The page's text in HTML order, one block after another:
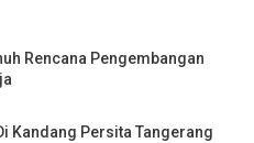
Rencana Pengembangan
Kandang Persita Tangerang